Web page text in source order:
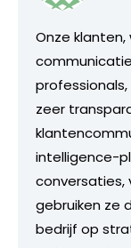
Onze
zeer
intelligence-
conversaties,
gebruiken ze
bedrijf op